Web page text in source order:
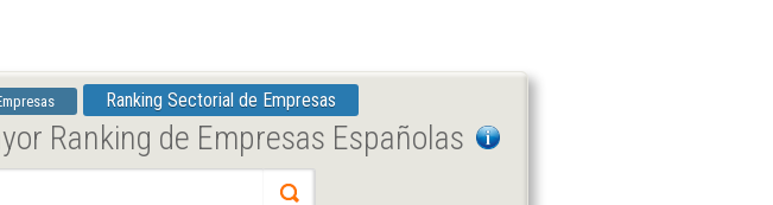
Ranking Sectorial de Empresas
Ranking de Empresas Españolas